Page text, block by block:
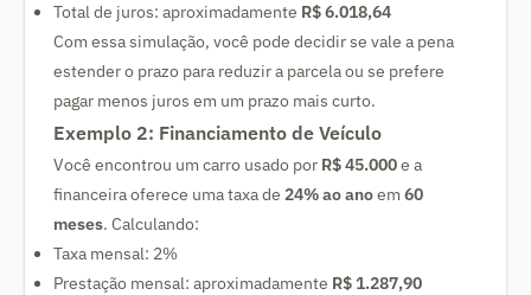
Total de juros: aproximadamente R$ 6.018,64
Com essa simulação, você pode decidir se vale a pena
estender o prazo para reduzir a parcela ou se prefere
pagar menos juros em um prazo mais curto.
Exemplo 2: Financiamento de Veículo
Você encontrou um carro usado por R$ 45.000e a
financeira oferece uma taxa de 24% ao anoem 60
meses. Calculando:
Taxa mensal: 2%
Prestação mensal: aproximadamente R$ 1.287,90